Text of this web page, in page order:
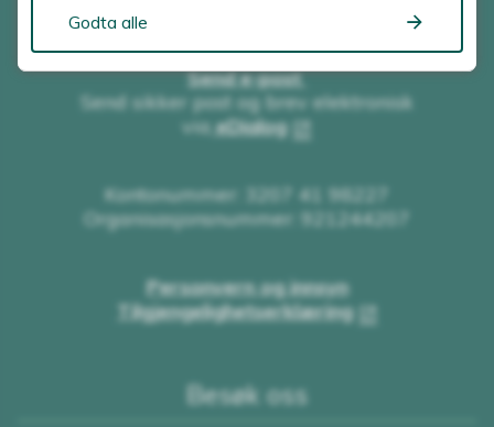
Send e-post
Send sikker post og brev elektronisk
viaeDialog
Kontonummer: 3207 41 98227
Organisasjonsnummer: 921244207
Personvern og innsyn
Tilgjengelighetserklæring
Besøk oss
Godta alle